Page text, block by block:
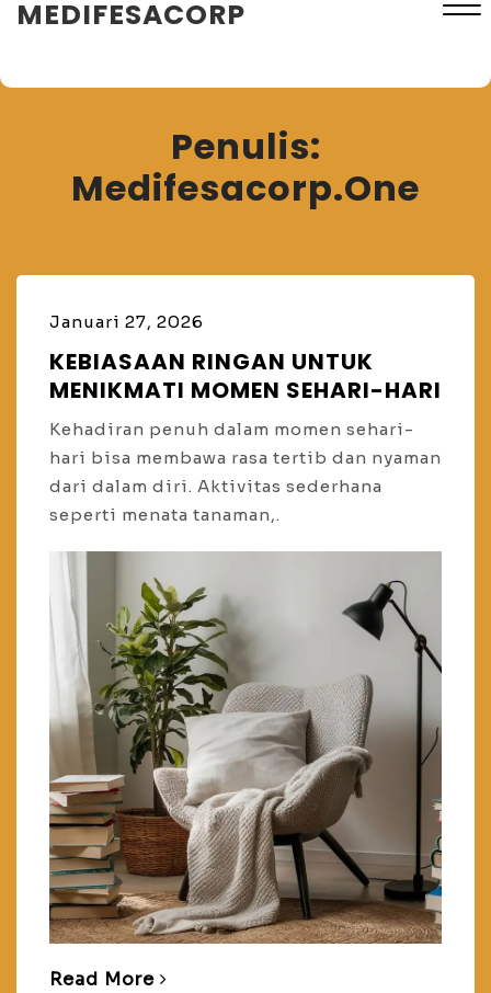
MEDIFESACORP
Close
Penulis:
Medifesacorp.one
Januari 27, 2026
KEBIASAAN RINGAN UNTUK
MENIKMATI MOMEN SEHARI-HARI
Kehadiran penuh dalam momen sehari-
hari bisa membawa rasa tertib dan nyaman
dari dalam diri. Aktivitas sederhana
seperti menata tanaman,.
Read More